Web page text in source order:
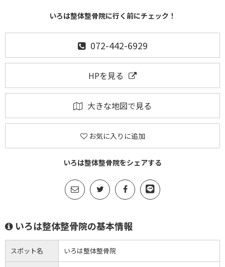
いろは整体整骨院に行く前にチェック！
072-442-6929
HPを見る
大きな地図で見る
お気に入りに追加
いろは整体整骨院をシェアする
いろは整体整骨院の基本情報
スポット名 いろは整体整骨院